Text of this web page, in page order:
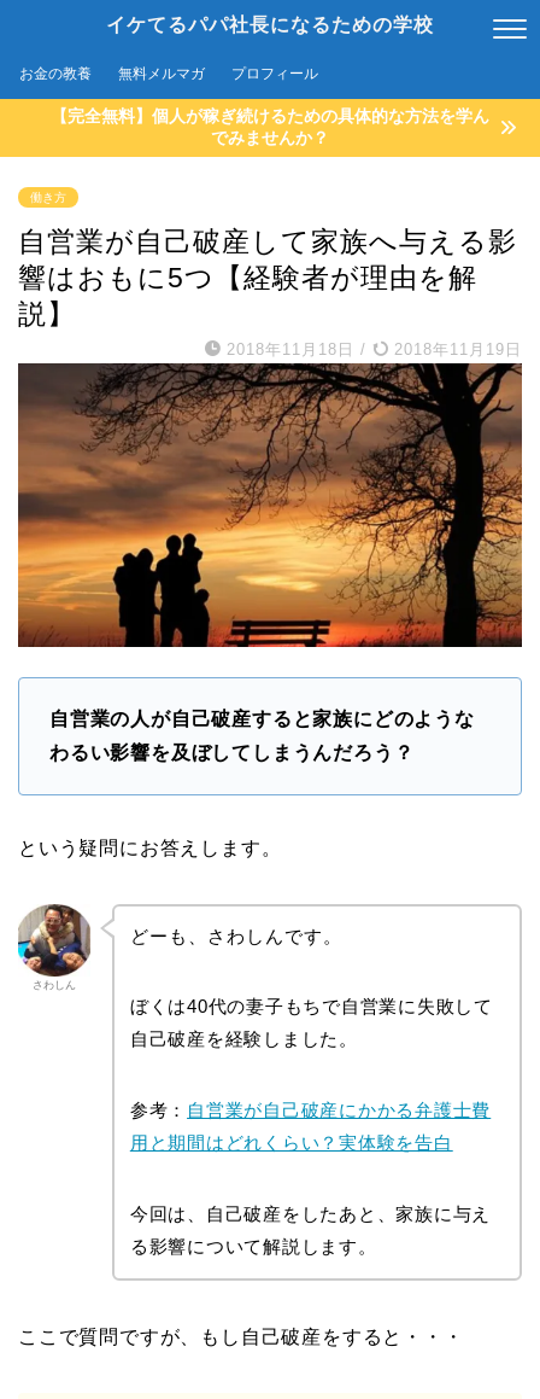
イケてるパパ社長になるための学校
お金の教養 無料メルマガ プロフィール
【完全無料】個人が稼ぎ続けるための具体的な方法を学ん
でみませんか？
働き方
自営業が自己破産して家族へ与える影
響はおもに5つ【経験者が理由を解
説】
2018年11月18日 / 2018年11月19日
自営業の人が自己破産すると家族にどのような
わるい影響を及ぼしてしまうんだろう？
という疑問にお答えします。
さわしん
どーも、さわしんです。
ぼくは40代の妻子もちで自営業に失敗して
自己破産を経験しました。
参考： 自営業が自己破産にかかる弁護士費
用と期間はどれくらい？実体験を告白
今回は、自己破産をしたあと、家族に与え
る影響について解説します。
ここで質問ですが、もし自己破産をすると・・・